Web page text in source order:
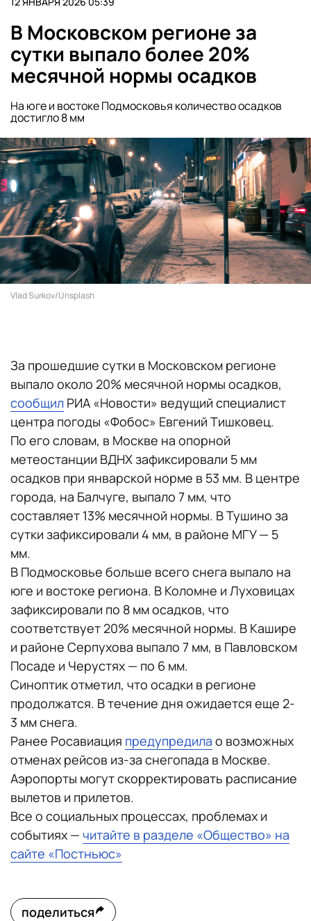
В Московском регионе за
сутки выпало более 20%
месячной нормы осадков
На юге и востоке Подмосковья количество осадков
достигло 8 мм
Vlad Surkov/Unsplash
За прошедшие сутки в Московском регионе
выпало около 20% месячной нормы осадков,
сообщил РИА «Новости» ведущий специалист
центра погоды «Фобос» Евгений Тишковец.
По его словам, в Москве на опорной
метеостанции ВДНХ зафиксировали 5 мм
осадков при январской норме в 53 мм. В центре
города, на Балчуге, выпало 7 мм, что
составляет 13% месячной нормы. В Тушино за
сутки зафиксировали 4 мм, в районе МГУ — 5
мм.
В Подмосковье больше всего снега выпало на
юге и востоке региона. В Коломне и Луховицах
зафиксировали по 8 мм осадков, что
соответствует 20% месячной нормы. В Кашире
и районе Серпухова выпало 7 мм, в Павловском
Посаде и Черустях — по 6 мм.
Синоптик отметил, что осадки в регионе
продолжатся. В течение дня ожидается еще 2-
3 мм снега.
Ранее Росавиация предупредила о возможных
отменах рейсов из-за снегопада в Москве.
Аэропорты могут скорректировать расписание
вылетов и прилетов.
Все о социальных процессах, проблемах и
событиях — читайте в разделе «Общество» на
сайте «Постньюс»
поделиться